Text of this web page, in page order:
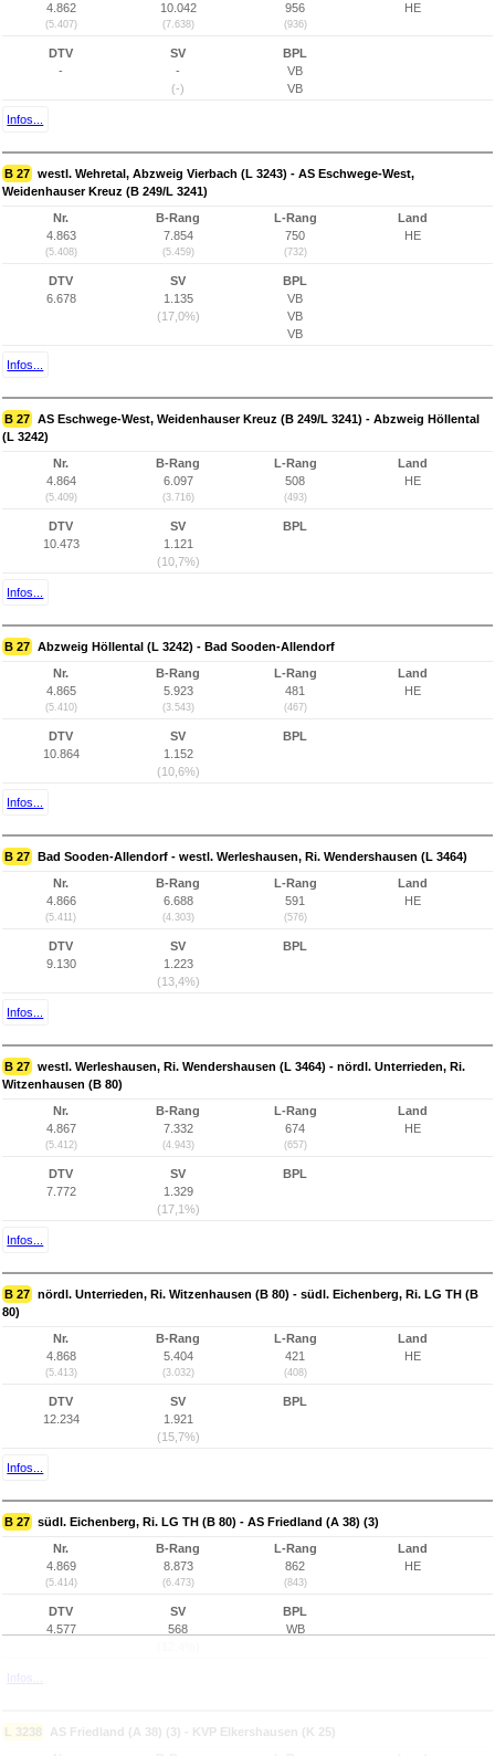
4.862
(5.407)
10.042
(7.638)
956
(936)
HE
DTV
-
SV
-
(-)
BPL
VB
VB
Infos...
B 27 westl. Wehretal, Abzweig Vierbach (L 3243) - AS Eschwege-West,
Weidenhauser Kreuz (B 249/L 3241)
Nr.
4.863
(5.408)
B-Rang
7.854
(5.459)
L-Rang
750
(732)
Land
HE
DTV
6.678
SV
1.135
(17,0%)
BPL
VB
VB
VB
Infos...
B 27 AS Eschwege-West, Weidenhauser Kreuz (B 249/L 3241) - Abzweig Höllental
(L 3242)
Nr.
4.864
(5.409)
B-Rang
6.097
(3.716)
L-Rang
508
(493)
Land
HE
DTV
10.473
SV
1.121
(10,7%)
BPL
Infos...
B 27 Abzweig Höllental (L 3242) - Bad Sooden-Allendorf
Nr.
4.865
(5.410)
B-Rang
5.923
(3.543)
L-Rang
481
(467)
Land
HE
DTV
10.864
SV
1.152
(10,6%)
BPL
Infos...
B 27 Bad Sooden-Allendorf - westl. Werleshausen, Ri. Wendershausen (L 3464)
Nr.
4.866
(5.411)
B-Rang
6.688
(4.303)
L-Rang
591
(576)
Land
HE
DTV
9.130
SV
1.223
(13,4%)
BPL
Infos...
B 27 westl. Werleshausen, Ri. Wendershausen (L 3464) - nördl. Unterrieden, Ri.
Witzenhausen (B 80)
Nr.
4.867
(5.412)
B-Rang
7.332
(4.943)
L-Rang
674
(657)
Land
HE
DTV
7.772
SV
1.329
(17,1%)
BPL
Infos...
B 27 nördl. Unterrieden, Ri. Witzenhausen (B 80) - südl. Eichenberg, Ri. LG TH (B
80)
Nr.
4.868
(5.413)
B-Rang
5.404
(3.032)
L-Rang
421
(408)
Land
HE
DTV
12.234
SV
1.921
(15,7%)
BPL
Infos...
B 27 südl. Eichenberg, Ri. LG TH (B 80) - AS Friedland (A 38) (3)
Nr.
4.869
(5.414)
B-Rang
8.873
(6.473)
L-Rang
862
(843)
Land
HE
DTV
4.577
SV
568
BPL
WB
Infos...
L 3238 AS Friedland (A 38) (3) - KVP Elkershausen (K 25)